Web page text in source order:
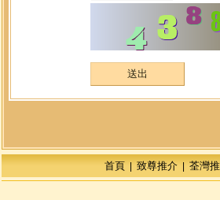
首頁 致尊推介| 荃灣